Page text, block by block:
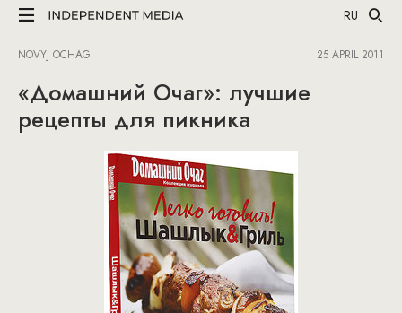
RU
NOVYJ OCHAG 25 APRIL 2011
«Домашний Очаг»: лучшие
рецепты для пикника